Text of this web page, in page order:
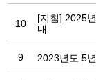
10
[지침] 2025
내
9 2023년도 5